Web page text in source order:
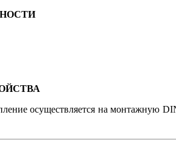
осуществляется на